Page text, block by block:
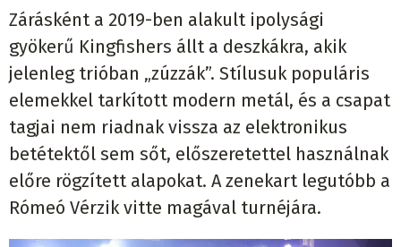
Zárásként a 2019-ben alakult ipolysági
gyökerű Kingfishers állt a deszkákra, akik
jelenleg trióban „zúzzák”. Stílusuk populáris
elemekkel tarkított modern metál, és a csapat
tagjai nem riadnak vissza az elektronikus
betétektől sem sőt, előszeretettel használnak
előre rögzített alapokat. A zenekart legutóbb a
Rómeó Vérzik vitte magával turnéjára.